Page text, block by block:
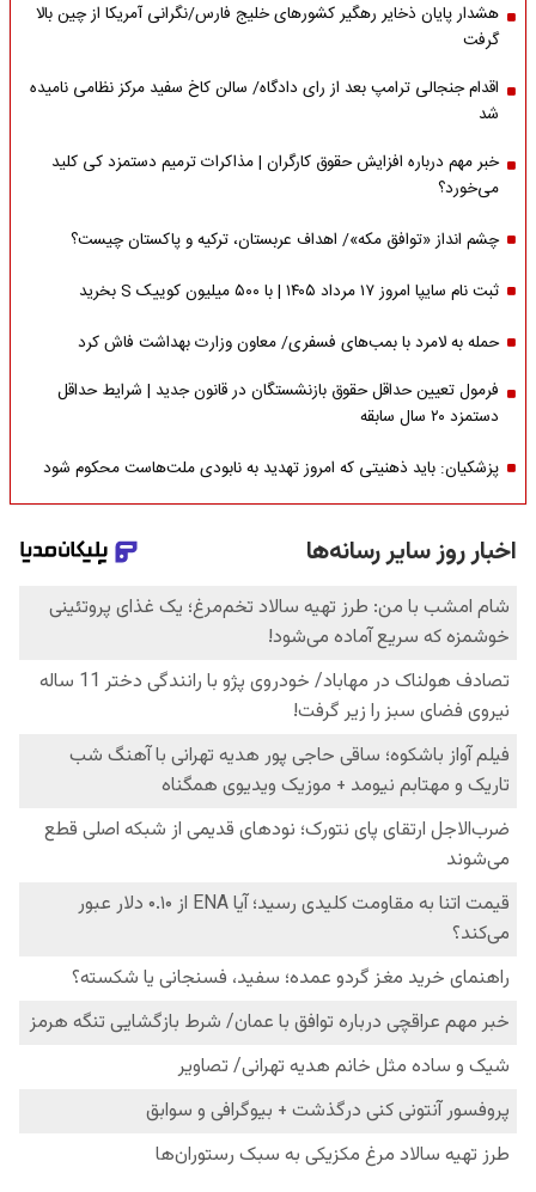
هشدار پایان ذخایر رهگیر کشورهای خلیج فارس/نگرانی آمریکا از چین بالا
گرفت
اقدام جنجالی ترامپ بعد از رای دادگاه/ سالن کاخ سفید مرکز نظامی نامیده
شد
خبر مهم درباره افزایش حقوق کارگران | مذاکرات ترمیم دستمزد کی کلید
می‌خورد؟
چشم انداز «توافق مکه»/ اهداف عربستان، ترکیه و پاکستان چیست؟
ثبت نام سایپا امروز ۱۷ مرداد ۱۴۰۵ | با ۵۰۰ میلیون کوییک S بخرید
حمله به لامرد با بمب‌های فسفری/ معاون وزارت بهداشت فاش کرد
فرمول تعیین حداقل حقوق بازنشستگان در قانون جدید | شرایط حداقل
دستمزد ۲۰ سال سابقه
پزشکیان: باید ذهنیتی که امروز تهدید به نابودی ملت‌هاست محکوم شود